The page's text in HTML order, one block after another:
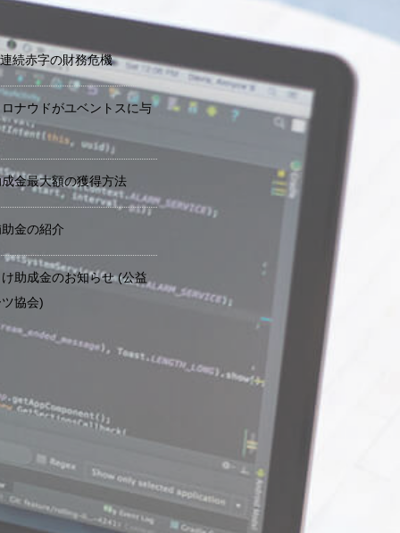
続赤字の財務危機
ナウドがユベントスに与
金最大額の獲得方法
金の紹介
助成金のお知らせ (公益
協会)